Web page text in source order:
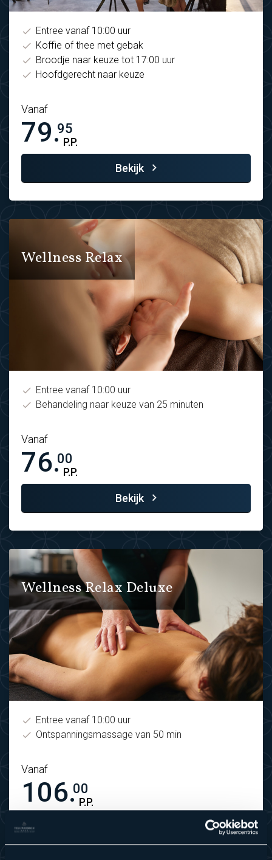
Entree vanaf 10:00 uur
Koffie of thee met gebak
Broodje naar keuze tot 17:00 uur
Hoofdgerecht naar keuze
Vanaf
79.95
P.P.
Bekijk
Wellness Relax
Entree vanaf 10:00 uur
Behandeling naar keuze van 25 minuten
Vanaf
76.00
P.P.
Bekijk
Wellness Relax Deluxe
Entree vanaf 10:00 uur
Ontspanningsmassage van 50 min
Vanaf
106.00
P.P.